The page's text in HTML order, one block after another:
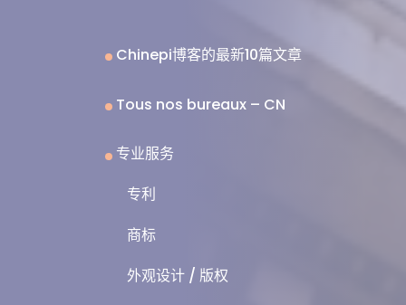
Chinepi博客的最新10篇文章
Tous nos bureaux – CN
专业服务
专利
商标
外观设计 / 版权